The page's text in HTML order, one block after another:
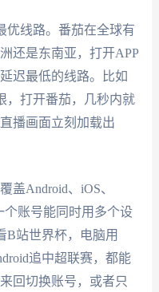
优线路。番茄在全球有
还是东南亚，打开APP
迟最低的线路。比如
，打开番茄，几秒内就
播画面立刻加载出
盖Android、iOS、
个账号能同时用多个设
B站世界杯，电脑用
追中超联赛，都能
回切换账号，或者只